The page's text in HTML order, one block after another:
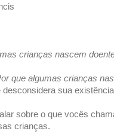
crianças nascem
que algumas crianças
sua
sobre o que vocês
crianças.